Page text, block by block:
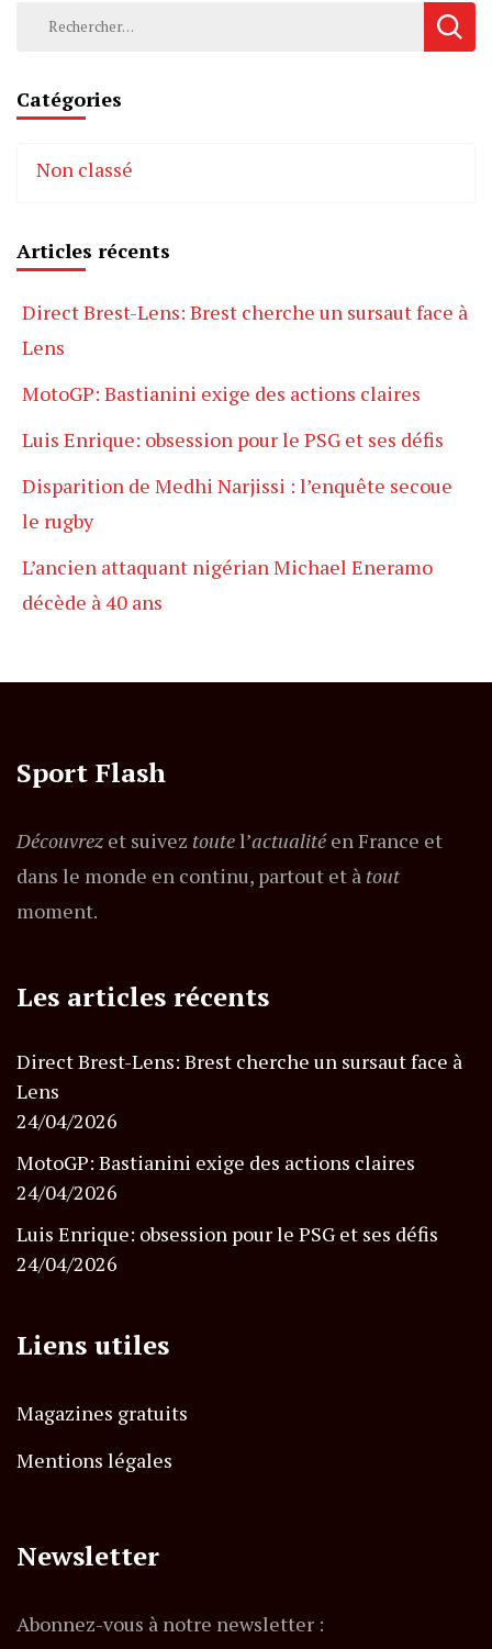
Rechercher :
Catégories
Non classé
Articles récents
Direct Brest-Lens: Brest cherche un sursaut face à
Lens
MotoGP: Bastianini exige des actions claires
Luis Enrique: obsession pour le PSG et ses défis
Disparition de Medhi Narjissi : l’enquête secoue
le rugby
L’ancien attaquant nigérian Michael Eneramo
décède à 40 ans
Sport Flash
Découvrez et suivez toutel’actualitéen France et
dans le monde en continu, partout et à tout
moment.
Les articles récents
Direct Brest-Lens: Brest cherche un sursaut face à
Lens
24/04/2026
MotoGP: Bastianini exige des actions claires
24/04/2026
Luis Enrique: obsession pour le PSG et ses défis
24/04/2026
Liens utiles
Magazines gratuits
Mentions légales
Newsletter
Abonnez-vous à notre newsletter :